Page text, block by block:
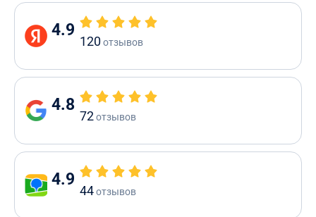
4.9
120отзывов
4.8
72отзывов
4.9
44отзывов